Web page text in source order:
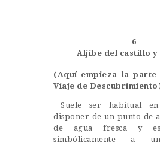
Castillo
INICIO
HISTORIA
6
Aljibe del castillo y
(Aquí empieza la parte
Viaje de
Suele ser habitual
disponer de un punto de
de agua fresca y
simbólicamente a